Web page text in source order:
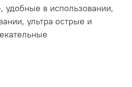
в использовании,
ультра острые и